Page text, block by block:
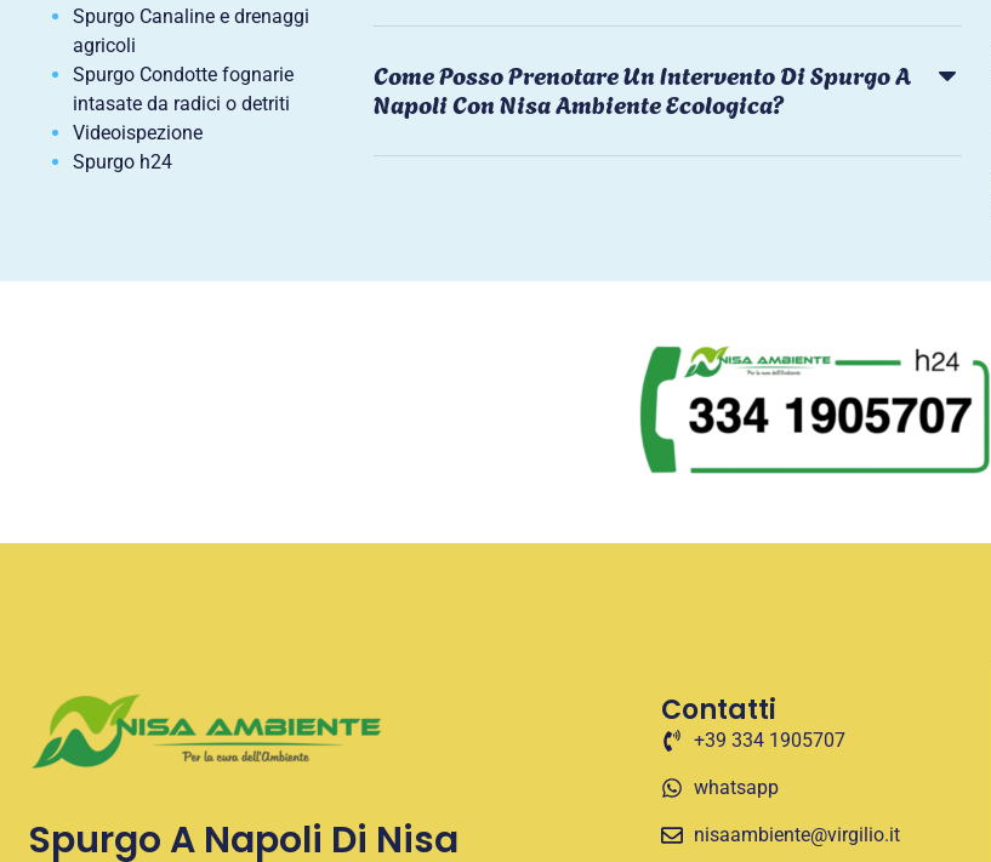
Spurgo Canaline e drenaggi
agricoli
Spurgo Condotte fognarie
intasate da radici o detriti
Videoispezione
Spurgo h24
Come Posso Prenotare Un Intervento Di Spurgo A
Napoli Con Nisa Ambiente Ecologica?
Spurgo A Napoli Di Nisa
Contatti
+39 334 1905707
whatsapp
nisaambiente@virgilio.it